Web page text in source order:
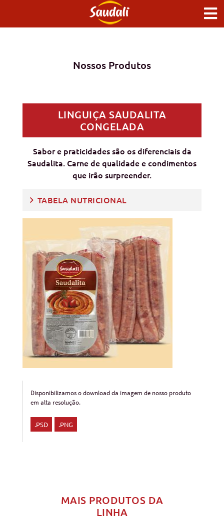
Nossos Produtos
Disponibilizamos o download da imagem de nosso produto
em alta resolução.
.PSD .PNG
LINGUIÇA SAUDALITA
CONGELADA
Sabor e praticidades são os diferenciais da
Saudalita. Carne de qualidade e condimentos
que irão surpreender.
TABELA NUTRICIONAL
MAIS PRODUTOS DA
LINHA